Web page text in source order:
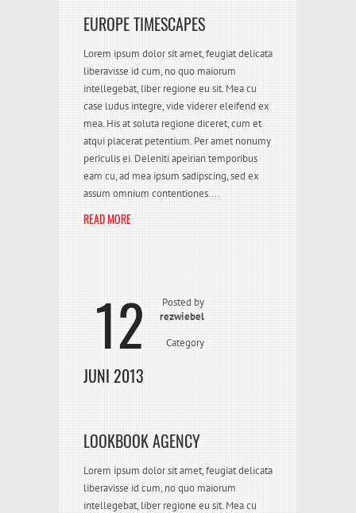
EUROPE TIMESCAPES
Lorem ipsum dolor sit amet, feugiat delicata
liberavisse id cum, no quo maiorum
intellegebat, liber regione eu sit. Mea cu
case ludus integre, vide viderer eleifend ex
mea. His at soluta regione diceret, cum et
atqui placerat petentium. Per amet nonumy
periculis ei. Deleniti apeirian temporibus
eam cu, ad mea ipsum sadipscing, sed ex
assum omnium contentiones....
READ MORE
12
JUNI 2013
Posted by
rezwiebel
Category
LOOKBOOK AGENCY
Lorem ipsum dolor sit amet, feugiat delicata
liberavisse id cum, no quo maiorum
intellegebat, liber regione eu sit. Mea cu